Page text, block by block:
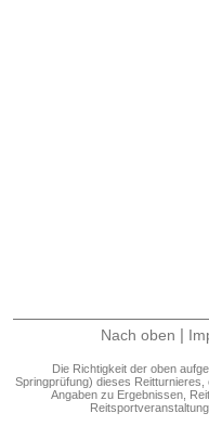
Nach oben |
Die Richtigkeit der oben
Springprüfung) dieses Reitturnieres,
Angaben zu Ergebnissen,